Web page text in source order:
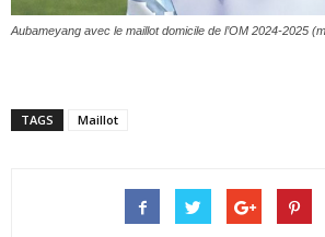
Aubameyang avec le maillot domicile de l’OM 2024-2025
TAGS Maillot